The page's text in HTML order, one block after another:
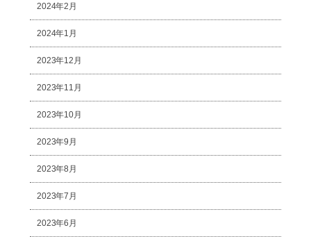
2024年2月
2024年1月
2023年12月
2023年11月
2023年10月
2023年9月
2023年8月
2023年7月
2023年6月